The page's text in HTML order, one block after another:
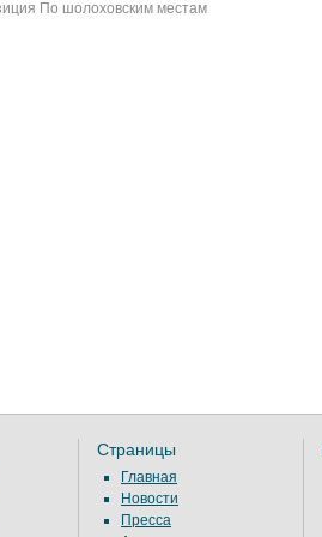
По шолоховским местам
Страницы
Главная
Новости
Пресса